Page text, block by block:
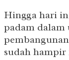
Hingga hari
padam dalam
sudah hampir